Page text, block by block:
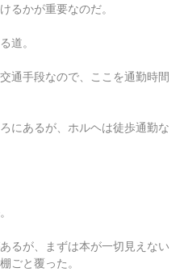
るかが重要なのだ。
道。
通手段なので、ここを通勤時間
にあるが、ホルヘは徒歩通勤な
るが、まずは本が一切見えない
ごと覆った。